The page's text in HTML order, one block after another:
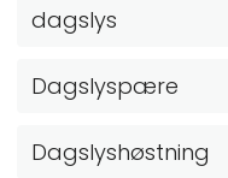
dagslys
Dagslyspære
Dagslyshøstning